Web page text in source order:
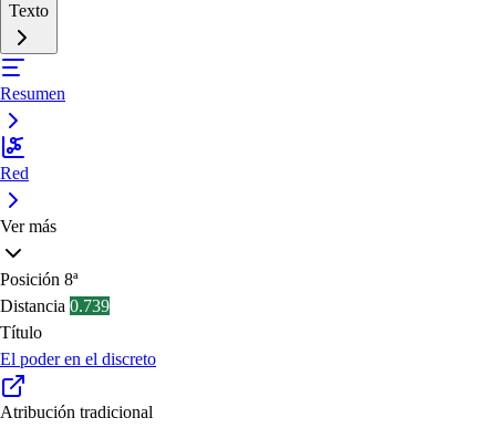
Texto
Resumen
Red
Ver más
Posición 8ª
Distancia 0.739
Título
El poder en el discreto
Atribución tradicional